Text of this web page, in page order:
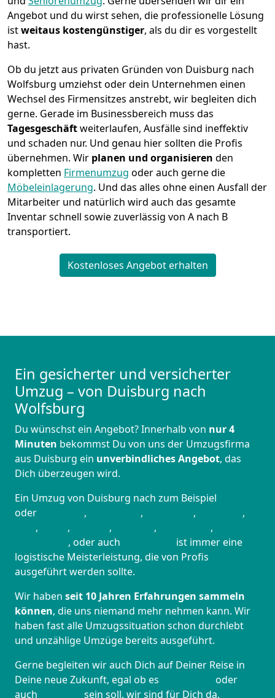
Angebot und du wirst sehen, die professionelle Lösung
istweitaus kostengünstiger, als du dir es vorgestellt
hast.
Ob du jetzt aus privaten Gründen von Duisburg nach
Wolfsburg umziehst oder dein Unternehmen einen
Wechsel des Firmensitzes anstrebt, wir begleiten dich
gerne. Gerade im Businessbereich muss das
Tagesgeschäftweiterlaufen, Ausfälle sind ineffektiv
und schaden nur. Und genau hier sollten die Profis
übernehmen. Wir planen und organisieren den
kompletten Firmenumzug oder auch gerne die
Möbeleinlagerung. Und das alles ohne einen Ausfall der
Mitarbeiter und natürlich wird auch das gesamte
Inventar schnell sowie zuverlässig von A nach B
transportiert.
Kostenloses Angebot erhalten
Ein gesicherter und versicherter
Umzug – von Duisburg nach
Wolfsburg
Du wünschst ein Angebot? Innerhalb von nur 4
Minuten bekommst Du von uns der Umzugsfirma
aus Duisburg ein unverbindliches Angebot, das
Dich überzeugen wird.
Ein Umzug von Duisburg nach zum Beispiel
oder
, , ,
,
, , , ,
,
, oder auch
ist immer eine
logistische Meisterleistung, die von Profis
ausgeführt werden sollte.
Wir haben seit 10 Jahren Erfahrungen sammeln
können, die uns niemand mehr nehmen kann. Wir
haben fast alle Umzugssituation schon durchlebt
und unzählige Umzüge bereits ausgeführt.
Gerne begleiten wir auch Dich auf Deiner Reise in
Deine neue Zukunft, egal ob es
oder
auch
sein soll, wir sind für Dich da.